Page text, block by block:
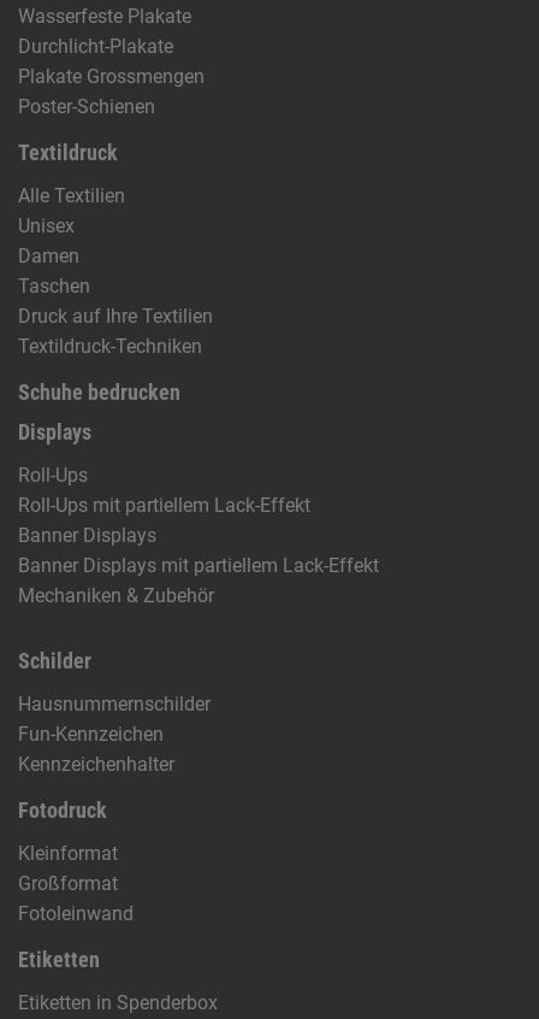
Wasserfeste Plakate
Durchlicht-Plakate
Plakate Grossmengen
Poster-Schienen
Textildruck
Alle Textilien
Unisex
Damen
Taschen
Druck auf Ihre Textilien
Textildruck-Techniken
Schuhe bedrucken
Displays
Roll-Ups
Roll-Ups mit partiellem Lack-Effekt
Banner Displays
Banner Displays mit partiellem Lack-Effekt
Mechaniken & Zubehör
Schilder
Hausnummernschilder
Fun-Kennzeichen
Kennzeichenhalter
Fotodruck
Kleinformat
Großformat
Fotoleinwand
Etiketten
Etiketten in Spenderbox